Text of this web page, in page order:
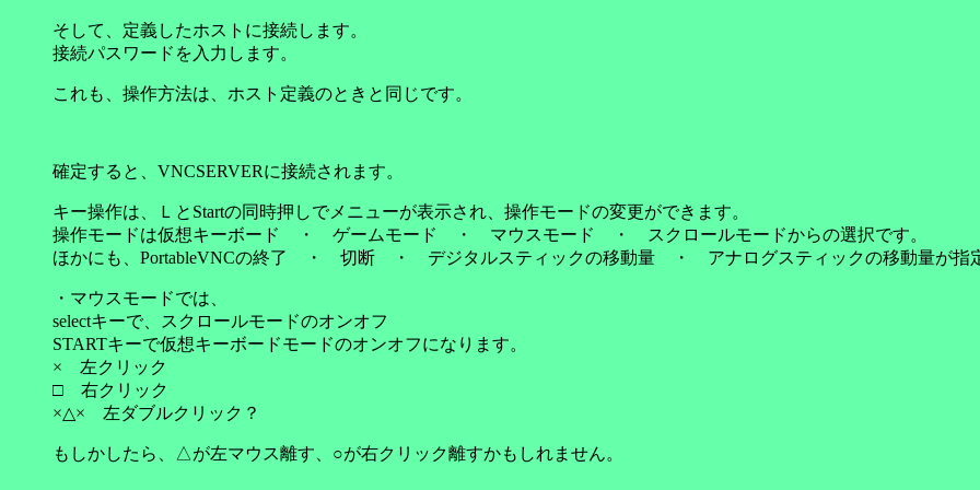
そして、定義したホストに接続します。
接続パスワードを入力します。
これも、操作方法は、ホスト定義のときと同じです。
確定すると、VNCSERVERに接続されます。
キー操作は、ＬとStartの同時押しでメニューが表示され、操作モードの変更ができます。
操作モードは仮想キーボード ・ ゲームモード ・ マウスモード ・ スクロールモードからの選択です。
ほかにも、PortableVNCの終了 ・ 切断 ・ デジタルスティックの移動量 ・ アナログスティックの移動量が指定
・マウスモードでは、
selectキーで、スクロールモードのオンオフ
STARTキーで仮想キーボードモードのオンオフになります。
× 左クリック
□ 右クリック
×△× 左ダブルクリック？
もしかしたら、△が左マウス離す、○が右クリック離すかもしれません。